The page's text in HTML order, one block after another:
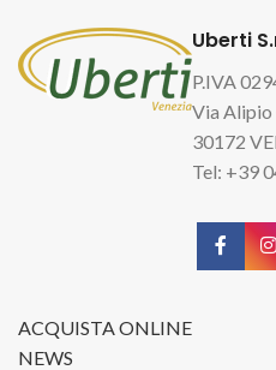
Uberti
P.IVA
Via
30172
Tel: +39
ACQUISTA ONLINE
NEWS